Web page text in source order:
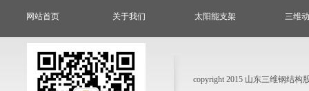
网站首页 关于我们 太阳能支架 三维
copyright 2015 山东三维钢结构